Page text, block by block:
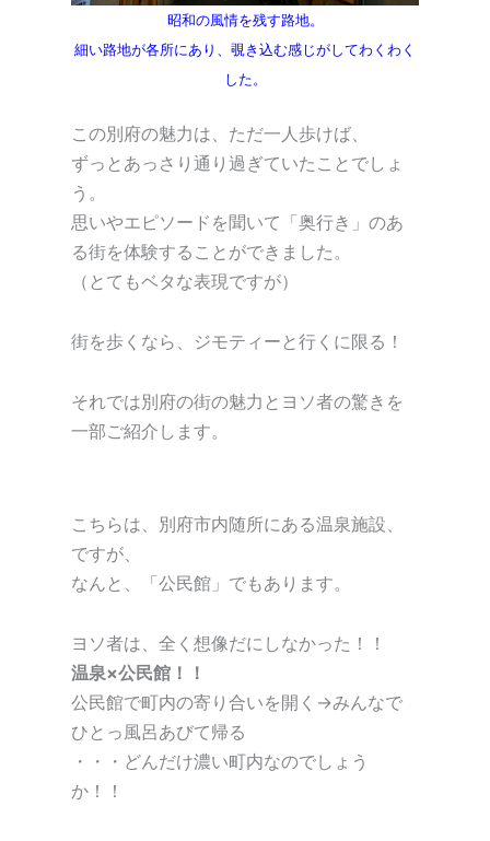
昭和の風情を残す路地。
細い路地が各所にあり、覗き込む感じがしてわくわく
した。
この別府の魅力は、ただ一人歩けば、
ずっとあっさり通り過ぎていたことでしょ
う。
思いやエピソードを聞いて「奥行き」のあ
る街を体験することができました。
（とてもベタな表現ですが）
街を歩くなら、ジモティーと行くに限る！
それでは別府の街の魅力とヨソ者の驚きを
一部ご紹介します。
こちらは、別府市内随所にある温泉施設、
ですが、
なんと、「公民館」でもあります。
ヨソ者は、全く想像だにしなかった！！
温泉×公民館！！
公民館で町内の寄り合いを開く→みんなで
ひとっ風呂あびて帰る
・・・どんだけ濃い町内なのでしょう
か！！